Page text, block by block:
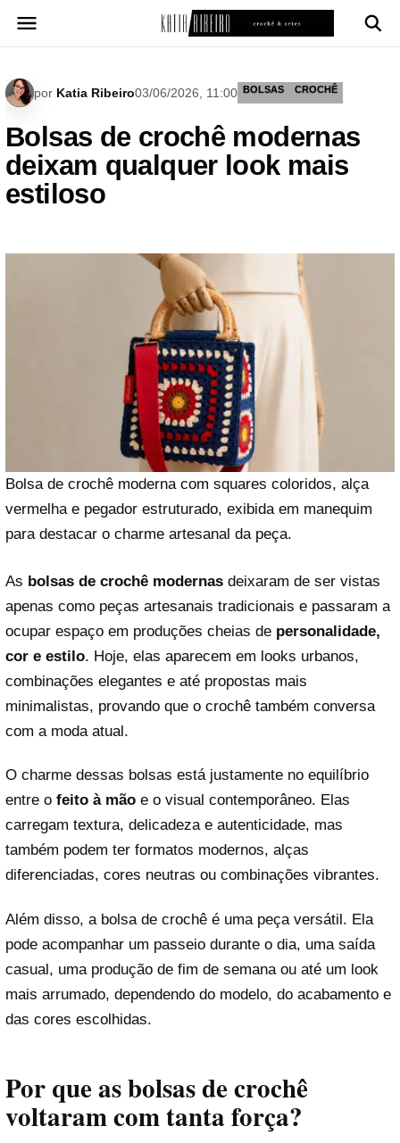
para
por Katia Ribeiro03/06/2026, 11:00 BOLSAS CROCHÊ
Bolsas de crochê modernas
deixam qualquer look mais
estiloso
Bolsa de crochê moderna com squares coloridos, alça
vermelha e pegador estruturado, exibida em manequim
para destacar o charme artesanal da peça.
As bolsas de crochê modernas deixaram de ser vistas
apenas como peças artesanais tradicionais e passaram a
ocupar espaço em produções cheias de personalidade,
cor e estilo. Hoje, elas aparecem em looks urbanos,
combinações elegantes e até propostas mais
minimalistas, provando que o crochê também conversa
com a moda atual.
O charme dessas bolsas está justamente no equilíbrio
entre o feito à mão e o visual contemporâneo. Elas
carregam textura, delicadeza e autenticidade, mas
também podem ter formatos modernos, alças
diferenciadas, cores neutras ou combinações vibrantes.
Além disso, a bolsa de crochê é uma peça versátil. Ela
pode acompanhar um passeio durante o dia, uma saída
casual, uma produção de fim de semana ou até um look
mais arrumado, dependendo do modelo, do acabamento e
das cores escolhidas.
Por que as bolsas de crochê
voltaram com tanta força?